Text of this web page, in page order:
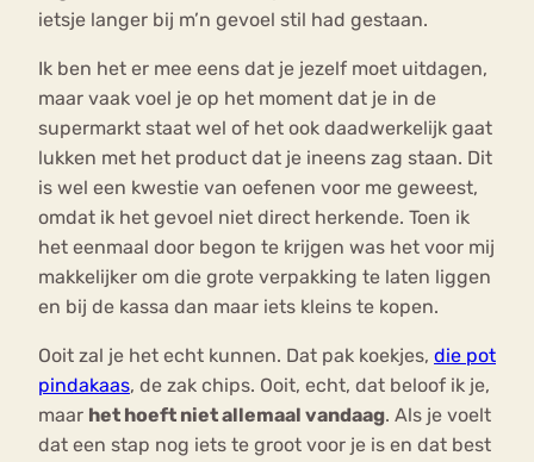
ietsje langer bij m’n gevoel stil had gestaan.
Ik ben het er mee eens dat je jezelf moet uitdagen,
maar vaak voel je op het moment dat je in de
supermarkt staat wel of het ook daadwerkelijk gaat
lukken met het product dat je ineens zag staan. Dit
is wel een kwestie van oefenen voor me geweest,
omdat ik het gevoel niet direct herkende. Toen ik
het eenmaal door begon te krijgen was het voor mij
makkelijker om die grote verpakking te laten liggen
en bij de kassa dan maar iets kleins te kopen.
Ooit zal je het echt kunnen. Dat pak koekjes, die pot
pindakaas, de zak chips. Ooit, echt, dat beloof ik je,
maar het hoeft niet allemaal vandaag. Als je voelt
dat een stap nog iets te groot voor je is en dat best